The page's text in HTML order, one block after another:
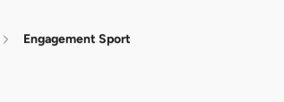
Engagement Sport